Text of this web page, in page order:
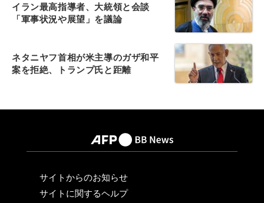
イラン最高指導者、大統領と会談
「軍事状況や展望」を議論
ネタニヤフ首相が米主導のガザ和平
案を拒絶、トランプ氏と距離
サイトからのお知らせ
サイトに関するヘルプ